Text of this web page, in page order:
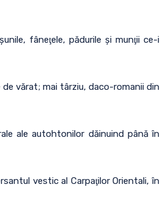
fâneţele, pădurile şi munţii ce-i
vărat; mai târziu, daco-romanii din
ale autohtonilor dăinuind până în
vestic al Carpaţilor Orientali, în